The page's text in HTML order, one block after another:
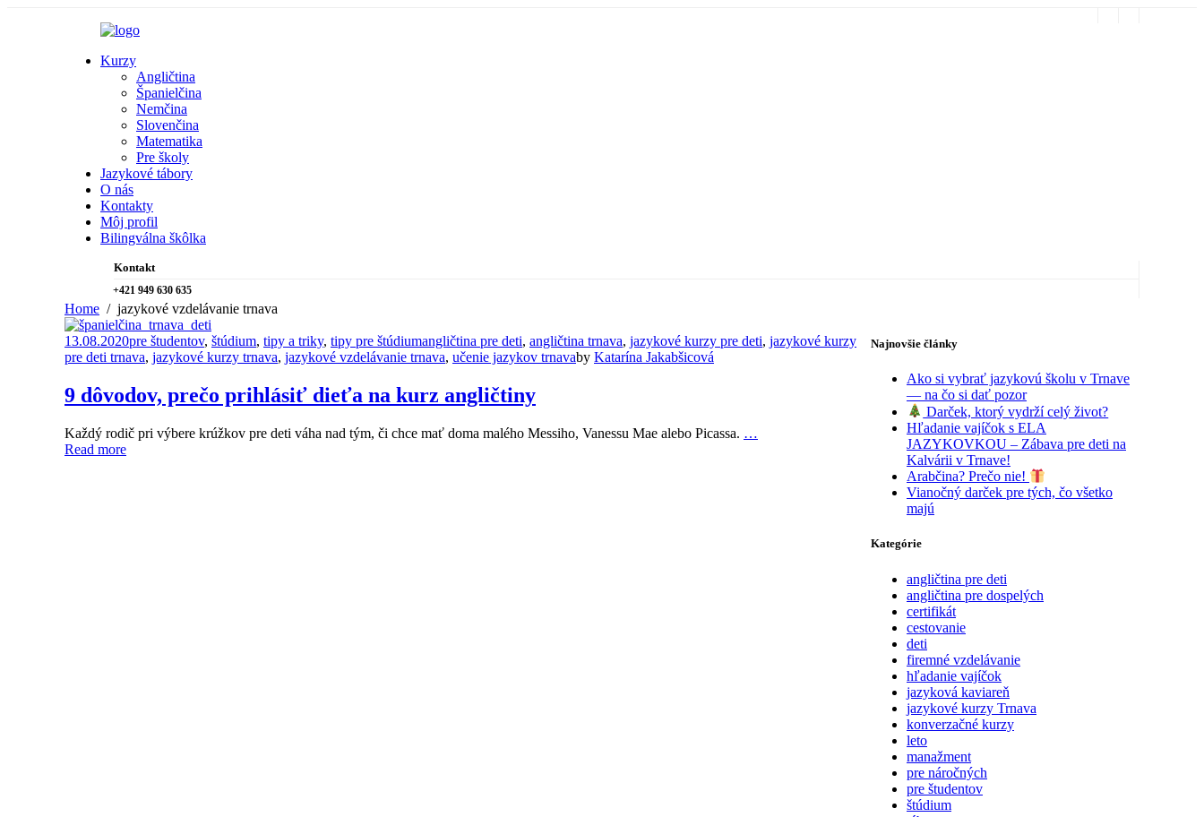
Kurzy
Angličtina
Španielčina
Nemčina
Slovenčina
Matematika
Pre školy
Jazykové tábory
O nás
Kontakty
Môj profil
Bilingválna škôlka
Kontakt
+421 949 630 635
Home jazykové vzdelávanie trnava
13.08.2020pre študentov, štúdium, tipy a triky, tipy pre štúdiumangličtina pre deti, angličtina trnava, jazykové kurzy pre deti, jazykové kurzy
pre deti trnava, jazykové kurzy trnava, jazykové vzdelávanie trnava, učenie jazykov trnavaby Katarína Jakabšicová
9 dôvodov, prečo prihlásiť dieťa na kurz angličtiny
Každý rodič pri výbere krúžkov pre deti váha nad tým, či chce mať doma malého Messiho, Vanessu Mae alebo Picassa. …
Read more
Najnovšie články
Ako si vybrať jazykovú školu v Trnave
— na čo si dať pozor
Darček, ktorý vydrží celý život?
Hľadanie vajíčok s ELA
JAZYKOVKOU – Zábava pre deti na
Kalvárii v Trnave!
Arabčina? Prečo nie!
Vianočný darček pre tých, čo všetko
majú
Kategórie
angličtina pre deti
angličtina pre dospelých
certifikát
cestovanie
deti
firemné vzdelávanie
hľadanie vajíčok
jazyková kaviareň
jazykové kurzy Trnava
konverzačné kurzy
leto
manažment
pre náročných
pre študentov
štúdium